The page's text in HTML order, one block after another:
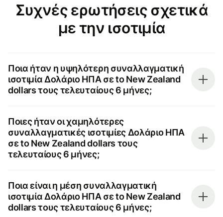
Συχνές ερωτήσεις σχετικά
με την ισοτιμία
Ποια ήταν η υψηλότερη συναλλαγματική
ισοτιμία Δολάριο ΗΠΑ σε to New Zealand
dollars τους τελευταίους 6 μήνες;
Ποιες ήταν οι χαμηλότερες
συναλλαγματικές ισοτιμίες Δολάριο ΗΠΑ
σε to New Zealand dollars τους
τελευταίους 6 μήνες;
Ποια είναι η μέση συναλλαγματική
ισοτιμία Δολάριο ΗΠΑ σε to New Zealand
dollars τους τελευταίους 6 μήνες;